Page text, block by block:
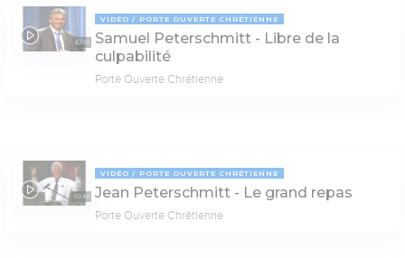
62:01
VIDÉO PORTE OUVERTE CHRÉTIENNE
Samuel Peterschmitt - Libre de la
culpabilité
Porte Ouverte Chrétienne
50:40
VIDÉO PORTE OUVERTE CHRÉTIENNE
Jean Peterschmitt - Le grand repas
Porte Ouverte Chrétienne